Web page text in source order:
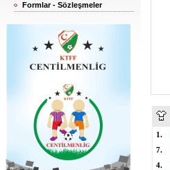
Formlar - Sözleşmeler
1.
7.
4.